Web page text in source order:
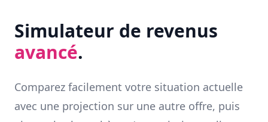
Simulateur de revenus
avancé.
Comparez facilement votre situation actuelle
avec une projection sur une autre offre, puis